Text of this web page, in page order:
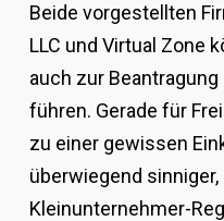
Beide vorgestellten
LLC und Virtual Zone
auch zur
führen. Gerade für
zu einer gewissen
überwiegend
Kleinunternehmer-